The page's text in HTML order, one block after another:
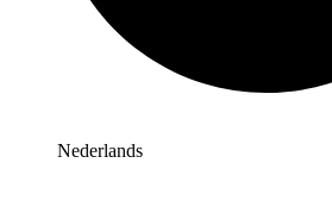
Nederlands